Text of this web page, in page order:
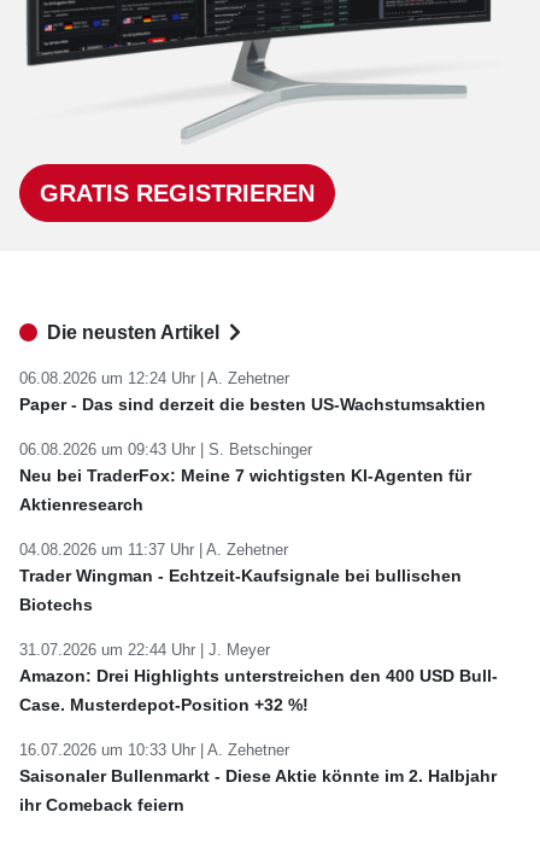
GRATIS REGISTRIEREN
Die neusten Artikel
06.08.2026 um 12:24 Uhr | A. Zehetner
Paper - Das sind derzeit die besten US-Wachstumsaktien
06.08.2026 um 09:43 Uhr | S. Betschinger
Neu bei TraderFox: Meine 7 wichtigsten KI-Agenten für
Aktienresearch
04.08.2026 um 11:37 Uhr | A. Zehetner
Trader Wingman - Echtzeit-Kaufsignale bei bullischen
Biotechs
31.07.2026 um 22:44 Uhr | J. Meyer
Amazon: Drei Highlights unterstreichen den 400 USD Bull-
Case. Musterdepot-Position +32 %!
16.07.2026 um 10:33 Uhr | A. Zehetner
Saisonaler Bullenmarkt - Diese Aktie könnte im 2. Halbjahr
ihr Comeback feiern